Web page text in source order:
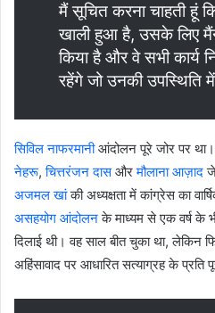
मैं सूचित करना चाहती हूं
खाली हुआ है, उसके लिए
किया है और वे सभी कार्य
रहेंगे जो उनकी उपस्थिति
सिविल नाफरमानीआंदोलन पूरे जोर पर था।
नेहरू,चित्तरंजन दासऔरमौलाना आज़ाद
अजमल खांकी अध्यक्षता में कांग्रेस का
असहयोग आंदोलनके माध्यम से एक वर्ष के
दिलाई थी। वह साल बीत चुका था, लेकिन
अहिंसावाद पर आधारित सत्याग्रह के प्रति